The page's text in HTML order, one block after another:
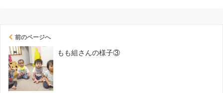
前のページへ
もも組さんの様子③